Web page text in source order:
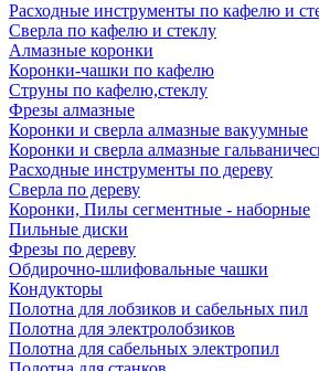
Расходные инструменты по кафелю и
Сверла по кафелю и стеклу
Алмазные коронки
Коронки-чашки по кафелю
Струны по кафелю,стеклу
Фрезы алмазные
Коронки и сверла алмазные вакуумные
Коронки и сверла алмазные
Расходные инструменты по дереву
Сверла по дереву
Коронки, Пилы сегментные - наборные
Пильные диски
Фрезы по дереву
Обдирочно-шлифовальные чашки
Кондукторы
Полотна для лобзиков и сабельных пил
Полотна для электролобзиков
Полотна для сабельных электропил